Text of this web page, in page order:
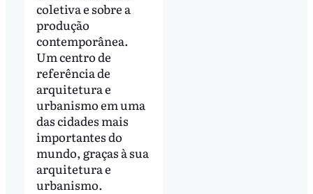
coletiva e sobre a
produção
contemporânea.
Um centro de
referência de
arquitetura e
urbanismo em uma
das cidades mais
importantes do
mundo, graças à sua
arquitetura e
urbanismo.